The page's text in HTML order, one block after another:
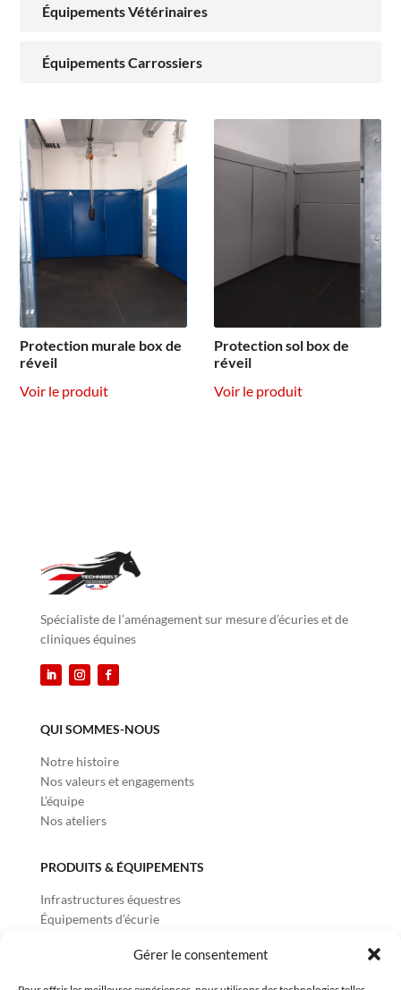
Gérer le consentement
Équipements Vétérinaires
Équipements Carrossiers
Protection murale box de
réveil
Voir le produit
Protection sol box de
réveil
Voir le produit
Spécialiste de l’aménagement sur mesure d’écuries et de
cliniques équines
QUI SOMMES-NOUS
Notre histoire
Nos valeurs et engagements
L’équipe
Nos ateliers
PRODUITS & ÉQUIPEMENTS
Infrastructures équestres
Équipements d’écurie
Équipements Vétérinaires